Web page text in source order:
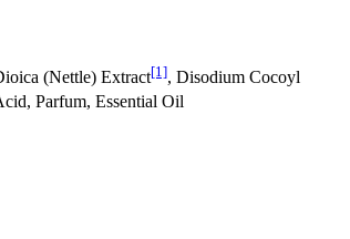
(Nettle) Extract[1], Disodium Cocoyl
Parfum, Essential Oil